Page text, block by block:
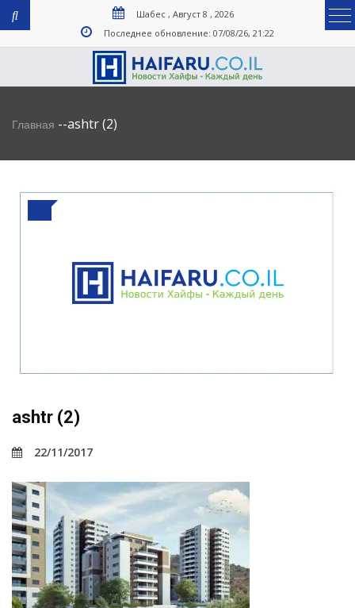
Шабес , Август 8 , 2026
Последнее обновление: 07/08/26, 21:22
Главная --ashtr (2)
ashtr (2)
22/11/2017